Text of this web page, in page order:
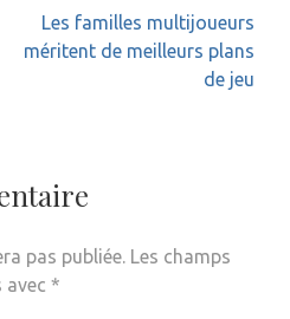
Les familles multijoueurs
méritent de meilleurs plans
de jeu
pas publiée. Les champs
*